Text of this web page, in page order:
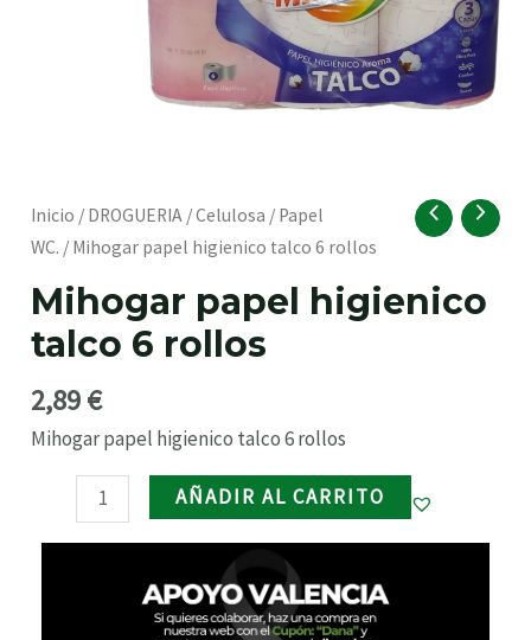
Inicio / DROGUERIA /Celulosa / Papel
WC. / Mihogar papel higienico talco 6 rollos
Mihogar papel higienico
talco 6 rollos
2,89€
Mihogar papel higienico talco 6 rollos
Mihogar
papel
talco
6
cantidad
AÑADIR AL CARRITO